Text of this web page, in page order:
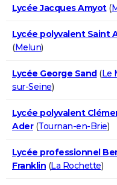
Lycée Jacques Amyot(
Lycée polyvalent Saint
(Melun)
Lycée George Sand(Le
sur-Seine)
Lycée polyvalent
Ader(Tournan-en-Brie)
Lycée professionnel
Franklin (La Rochette)